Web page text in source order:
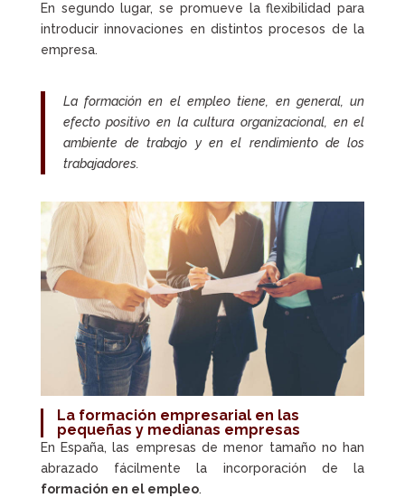
En segundo lugar, se promueve la flexibilidad para
introducir innovaciones en distintos procesos de la
empresa.
La formación en el empleo tiene, en general, un
efecto positivo en la cultura organizacional, en el
ambiente de trabajo y en el rendimiento de los
trabajadores.
La formación empresarial en las
pequeñas y medianas empresas
En España, las empresas de menor tamaño no han
abrazado fácilmente la incorporación de la
formación en el empleo.